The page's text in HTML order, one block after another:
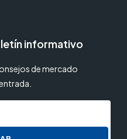
informativo
de mercado